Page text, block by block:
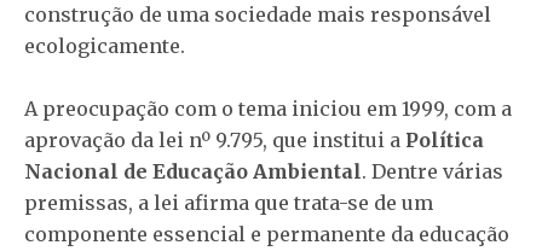
construção de uma sociedade mais responsável
ecologicamente.
A preocupação com o tema iniciou em 1999, com a
aprovação da lei nº 9.795, que institui a Política
Nacional de Educação Ambiental. Dentre várias
premissas, a lei afirma que trata-se de um
componente essencial e permanente da educação